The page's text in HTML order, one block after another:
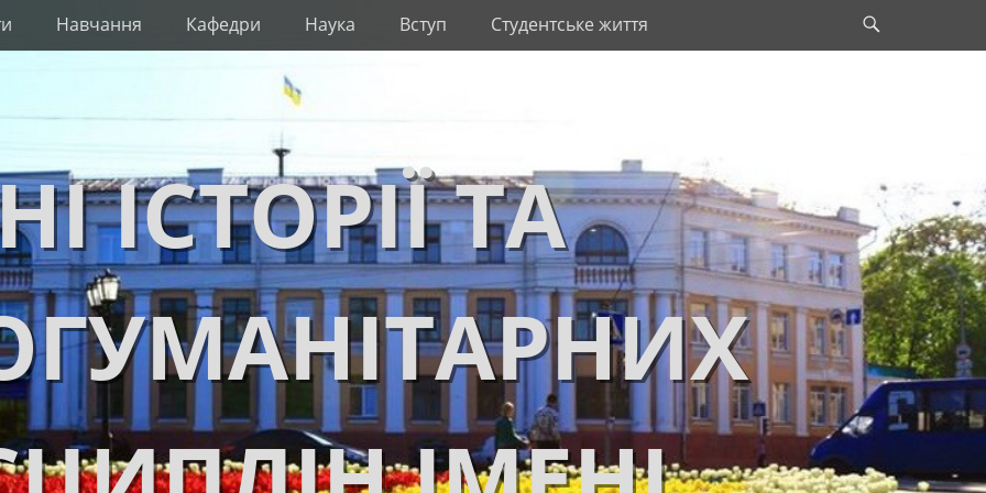
Навчання Кафедри Наука Вступ Студентське життя
ІСТОРІЇ ТА